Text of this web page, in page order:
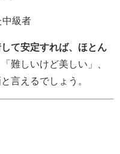
中級者
て安定すれば、ほとん
難しいけど美しい」、
言えるでしょう。